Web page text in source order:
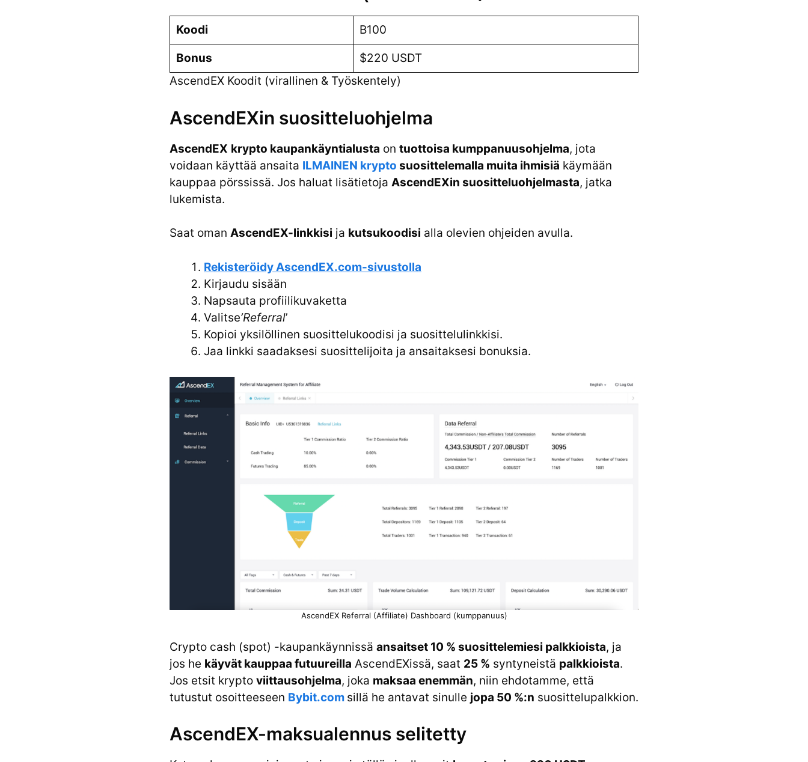
Koodi B100
Bonus
$220 USDT
AscendEX Koodit (virallinen & Työskentely)
AscendEXin suositteluohjelma
AscendEX krypto kaupankäyntialusta on tuottoisa kumppanuusohjelma, jota
voidaan käyttää ansaita ILMAINEN krypto suosittelemalla muita ihmisiä käymään
kauppaa pörssissä. Jos haluat lisätietoja AscendEXin suositteluohjelmasta, jatka
lukemista.
Saat oman AscendEX-linkkisi ja kutsukoodisi alla olevien ohjeiden avulla.
Rekisteröidy AscendEX.com-sivustolla
Kirjaudu sisään
Napsauta profiilikuvaketta
Valitse’Referral’
Kopioi yksilöllinen suosittelukoodisi ja suosittelulinkkisi.
Jaa linkki saadaksesi suosittelijoita ja ansaitaksesi bonuksia.
AscendEX Referral (Affiliate) Dashboard (kumppanuus)
Crypto cash (spot) -kaupankäynnissä ansaitset 10 % suosittelemiesi palkkioista, ja
jos he käyvät kauppaa futuureilla AscendEXissä, saat 25 % syntyneistä palkkioista.
Jos etsit krypto viittausohjelma, joka maksaa enemmän, niin ehdotamme, että
tutustut osoitteeseen Bybit.com sillä he antavat sinulle jopa 50 %:n suosittelupalkkion.
AscendEX-maksualennus selitetty